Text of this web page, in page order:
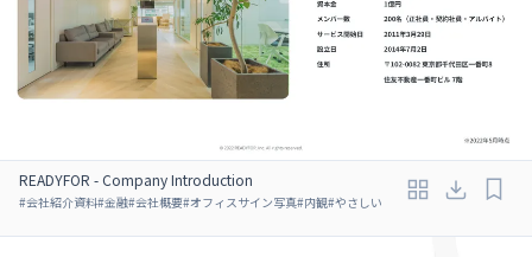
READYFOR - Company Introduction
#会社紹介資料#金融#会社概要#オフィスサイン写真#内観#やさしい